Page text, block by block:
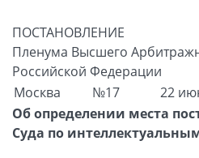
ПОСТАНОВЛЕНИЕ
Пленума Высшего
Российской Федерации
Москва
№17
22
Об определении места
Суда по